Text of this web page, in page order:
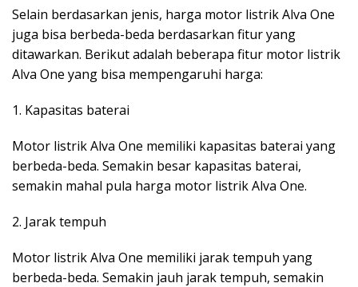
Selain berdasarkan jenis, harga motor listrik Alva One
juga bisa berbeda-beda berdasarkan fitur yang
ditawarkan. Berikut adalah beberapa fitur motor listrik
Alva One yang bisa mempengaruhi harga:
1. Kapasitas baterai
Motor listrik Alva One memiliki kapasitas baterai yang
berbeda-beda. Semakin besar kapasitas baterai,
semakin mahal pula harga motor listrik Alva One.
2. Jarak tempuh
Motor listrik Alva One memiliki jarak tempuh yang
berbeda-beda. Semakin jauh jarak tempuh, semakin